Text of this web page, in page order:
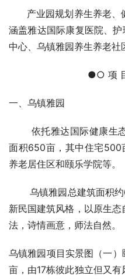
涵盖雅达国际康复医院、
中心、乌镇雅园养生养老社
●○ 项
一、乌镇雅园
依托雅达国际健康生态
面积650亩，其中住宅500
养老居住区和颐乐学院等。
新民国建筑风格，以原生
法，诗情画意，师法自然。
乌镇雅园项目实景图（一）
亩，由17栋彼此独立但又有